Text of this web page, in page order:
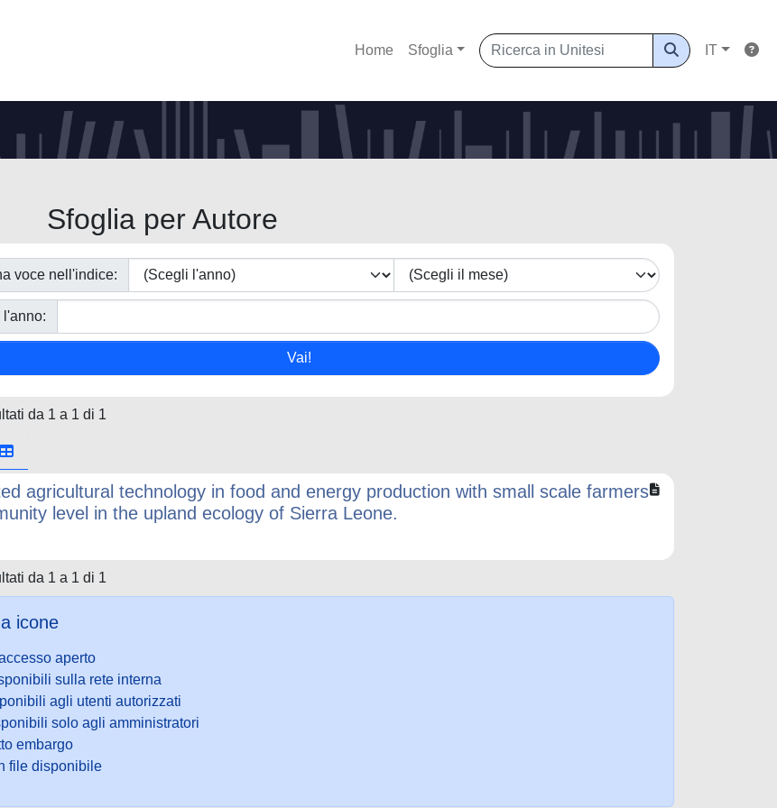
Home Sfoglia IT
Sfoglia per Autore
voce nell'indice:
l'anno:
da 1 a 1 di 1
agricultural technology in food and energy production with small scale farmers
level in the upland ecology of Sierra Leone.
da 1 a 1 di 1
icone
aperto
sulla rete interna
agli utenti autorizzati
solo agli amministratori
embargo
file disponibile